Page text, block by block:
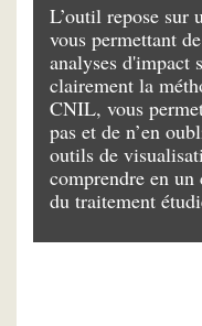
L’outil repose sur
vous permettant
analyses d'impact
clairement la
CNIL, vous
pas et de n’en
outils de
comprendre en
du traitement